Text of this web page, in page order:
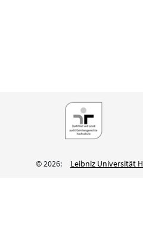
© 2026: Leibniz Universität